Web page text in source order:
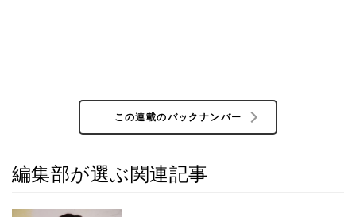
この連載のバックナンバー
編集部が選ぶ関連記事